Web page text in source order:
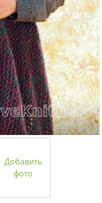
Добавить
фото